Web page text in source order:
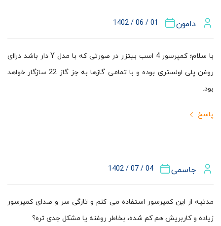
دامون 01 / 06 / 1402
پاسخ
با سلام؛ کمپرسور 4 اسب بیتزر در صورتی که با مدل Y دار باشد دراای
روغن پلی اولستری بوده و با تمامی گازها به جز گاز 22 سازگار خواهد
بود.
جاسمی 04 / 07 / 1402
مدتیه از این کمپرسور استفاده می کنم و تازگی سر و صدای کمپرسور
زیاده و کاربریش هم کم شده، بخاطر روغنه یا مشکل جدی تره؟